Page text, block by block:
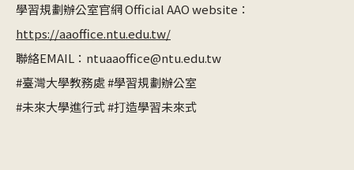
學習規劃辦公室官網 Official AAO website：
https://aaoffice.ntu.edu.tw/
聯絡EMAIL：ntuaaoffice@ntu.edu.tw
#臺灣大學教務處 #學習規劃辦公室
#未來大學進行式 #打造學習未來式